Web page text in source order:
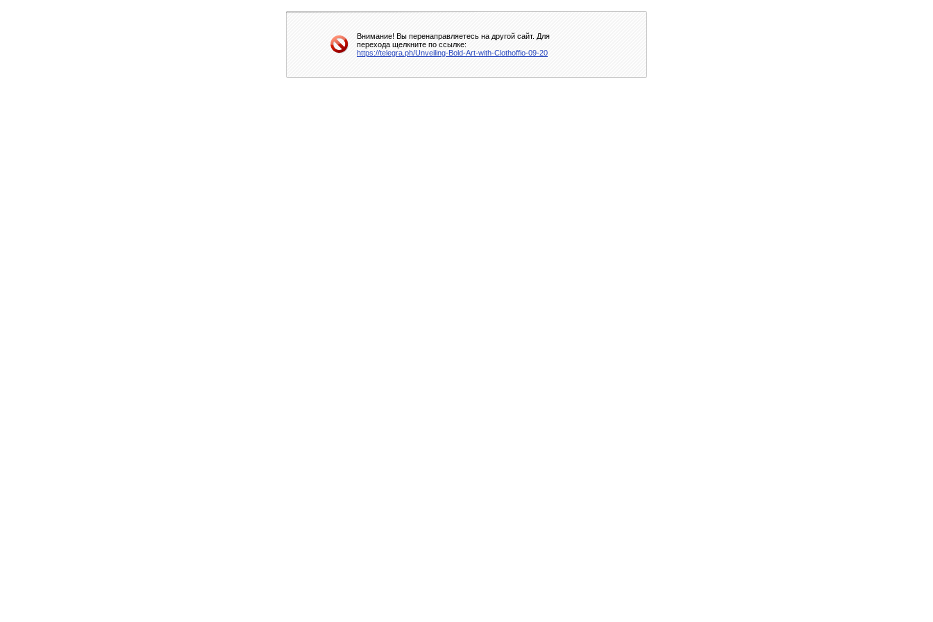
Внимание! Вы перенаправляетесь на другой сайт. Для
перехода щелкните по ссылке:
https://telegra.ph/Unveiling-Bold-Art-with-Clothoffio-09-20